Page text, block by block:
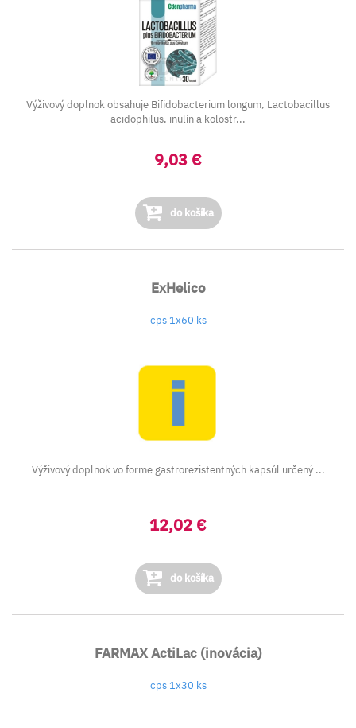
Výživový doplnok obsahuje Bifidobacterium longum, Lactobacillus
acidophilus, inulín a kolostr...
9,03 €
do košíka
ExHelico
cps 1x60 ks
Výživový doplnok vo forme gastrorezistentných kapsúl určený ...
12,02 €
do košíka
FARMAX ActiLac (inovácia)
cps 1x30 ks